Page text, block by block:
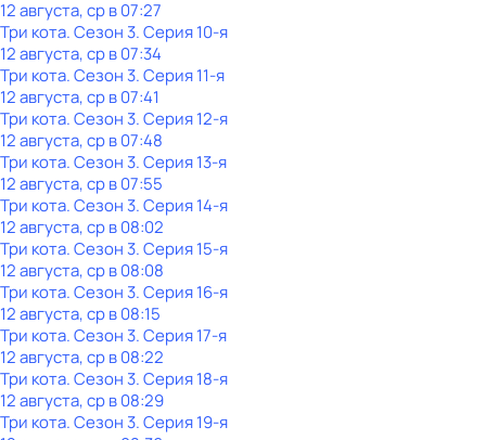
12 августа, ср в 07:27
Три кота. Сезон 3. Серия 10-я
12 августа, ср в 07:34
Три кота. Сезон 3. Серия 11-я
12 августа, ср в 07:41
Три кота. Сезон 3. Серия 12-я
12 августа, ср в 07:48
Три кота. Сезон 3. Серия 13-я
12 августа, ср в 07:55
Три кота. Сезон 3. Серия 14-я
12 августа, ср в 08:02
Три кота. Сезон 3. Серия 15-я
12 августа, ср в 08:08
Три кота. Сезон 3. Серия 16-я
12 августа, ср в 08:15
Три кота. Сезон 3. Серия 17-я
12 августа, ср в 08:22
Три кота. Сезон 3. Серия 18-я
12 августа, ср в 08:29
Три кота. Сезон 3. Серия 19-я